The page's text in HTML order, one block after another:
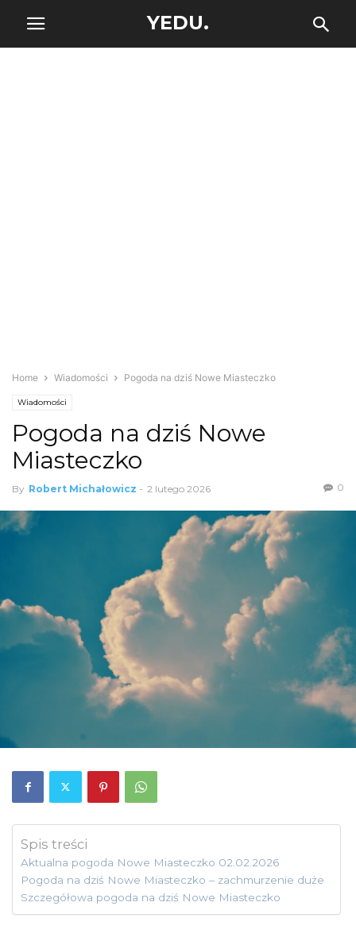
YEDU.
Home Wiadomości Pogoda na dziś Nowe Miasteczko
Wiadomości
Pogoda na dziś Nowe
Miasteczko
By Robert Michałowicz - 2 lutego 2026 0
Spis treści
Aktualna pogoda Nowe Miasteczko 02.02.2026
Pogoda na dziś Nowe Miasteczko – zachmurzenie duże
Szczegółowa pogoda na dziś Nowe Miasteczko